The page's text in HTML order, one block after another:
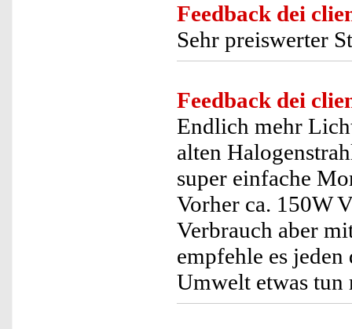
Feedback dei
Sehr preiswerter
Feedback dei
Endlich mehr
alten
super einfache
Vorher ca. 150W
Verbrauch aber
empfehle es
Umwelt etwas tun